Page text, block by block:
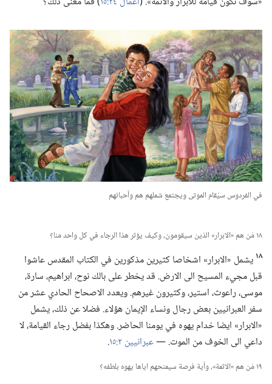
في الفردوس سيُقام الموتى ويجتمع شملهم هم وأحبائهم
١٨ مَن هم «الابرار» الذين سيقومون،‏ وكيف يؤثر هذا الرجاء في كل واحد منا؟‏
١٨ يشمل «الابرار» اشخاصا كثيرين مذكورين في الكتاب المقدس عاشوا
قبل مجيء المسيح الى الارض.‏ قد يخطر على بالك نوح،‏ ابراهيم،‏ سارة،‏
موسى،‏ راعوث،‏ استير،‏ وكثيرون غيرهم.‏ ويعدد الاصحاح الحادي عشر من
سفر العبرانيين بعض رجال ونساء الإيمان هؤلاء.‏ فضلا عن ذلك،‏ يشمل
«الابرار» ايضا خدام يهوه في يومنا الحاضر.‏ وهكذا بفضل رجاء القيامة،‏ لا
داعي الى الخوف من الموت.‏ —‏عبرانيين ٢:‏١٥ ‏.‏
١٩ مَن هم «الاثمة»،‏ وأية فرصة سيمنحهم اياها يهوه بلطفه؟‏